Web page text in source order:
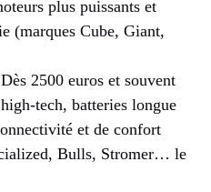
plus puissants et
(marques Cube, Giant,
Dès 2500 euros et souvent
tech, batteries longue
et de confort
Bulls, Stromer… le